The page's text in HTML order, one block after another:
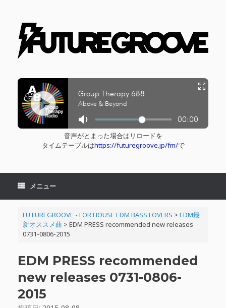
音声がとまった場合はリロードを
タイムテーブルはhttps://futuregroove.jp/fm/で
メニュー
FUTUREGROOVE - FOR HOUSE EDM BASS LOVERS > EDM最
新オススメ曲 > EDM PRESS recommended new releases
0731-0806-2015
EDM PRESS recommended
new releases 0731-0806-
2015